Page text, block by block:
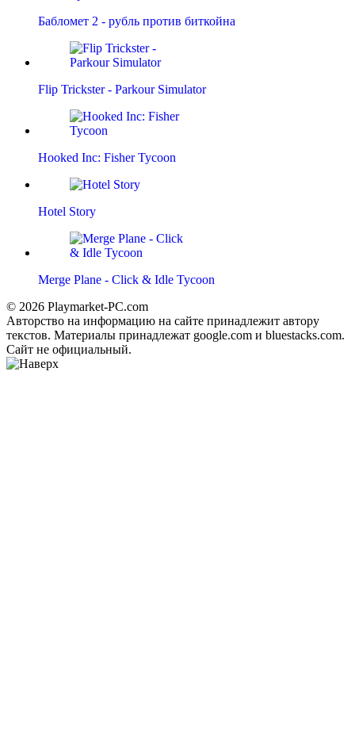
Бабломет 2 - рубль против биткойна
Flip Trickster - Parkour Simulator
Hooked Inc: Fisher Tycoon
Hotel Story
Merge Plane - Click & Idle Tycoon
© 2026 Playmarket-PC.com
Авторство на информацию на сайте принадлежит автору
текстов. Материалы принадлежат google.com и bluestacks.com.
Сайт не официальный.